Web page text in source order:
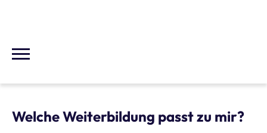
Welche Weiterbildung passt zu mir?